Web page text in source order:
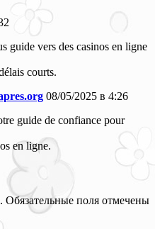
guide vers des casinos en ligne
courts.
08/05/2025 в 4:26
guide de confiance pour
en ligne.
Обязательные поля отмечены